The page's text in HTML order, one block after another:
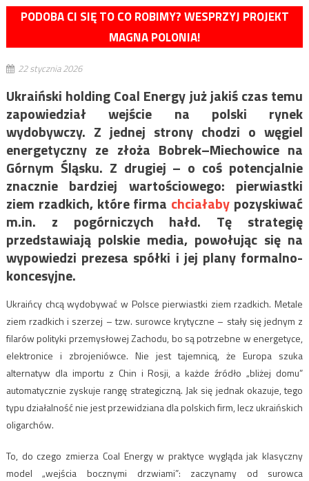
PODOBA CI SIĘ TO CO ROBIMY? WESPRZYJ PROJEKT
MAGNA POLONIA!
22 stycznia 2026
Ukraiński holding Coal Energy już jakiś czas temu
zapowiedział wejście na polski rynek
wydobywczy. Z jednej strony chodzi o węgiel
energetyczny ze złoża Bobrek–Miechowice na
Górnym Śląsku. Z drugiej – o coś potencjalnie
znacznie bardziej wartościowego: pierwiastki
ziem rzadkich, które firma chciałaby pozyskiwać
m.in. z pogórniczych hałd. Tę strategię
przedstawiają polskie media, powołując się na
wypowiedzi prezesa spółki i jej plany formalno-
koncesyjne.
Ukraińcy chcą wydobywać w Polsce pierwiastki ziem rzadkich. Metale
ziem rzadkich i szerzej – tzw. surowce krytyczne – stały się jednym z
filarów polityki przemysłowej Zachodu, bo są potrzebne w energetyce,
elektronice i zbrojeniówce. Nie jest tajemnicą, że Europa szuka
alternatyw dla importu z Chin i Rosji, a każde źródło „bliżej domu”
automatycznie zyskuje rangę strategiczną. Jak się jednak okazuje, tego
typu działalność nie jest przewidziana dla polskich firm, lecz ukraińskich
oligarchów.
To, do czego zmierza Coal Energy w praktyce wygląda jak klasyczny
model „wejścia bocznymi drzwiami”: zaczynamy od surowca